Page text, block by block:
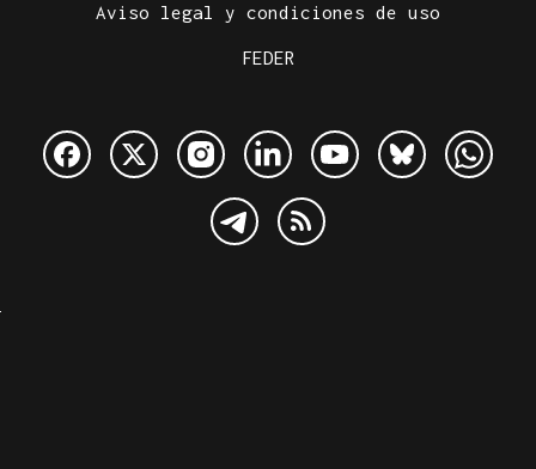
Aviso legal y condiciones de uso
FEDER